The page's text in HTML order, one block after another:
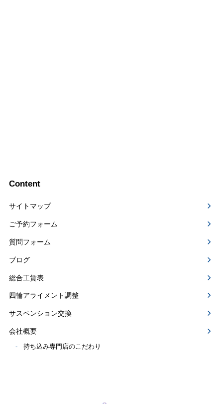
Content
サイトマップ
ご予約フォーム
質問フォーム
ブログ
総合工賃表
四輪アライメント調整
サスペンション交換
会社概要
持ち込み専門店のこだわり